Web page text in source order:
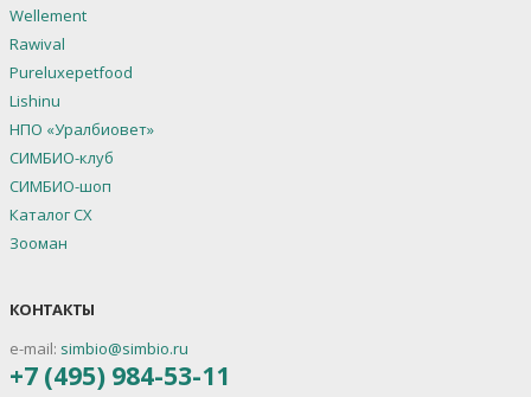
Wellement
Rawival
Pureluxepetfood
Lishinu
НПО «Уралбиовет»
СИМБИО-клуб
СИМБИО-шоп
Каталог СХ
Зооман
КОНТАКТЫ
e-mail: simbio@simbio.ru
+7 (495) 984-53-11